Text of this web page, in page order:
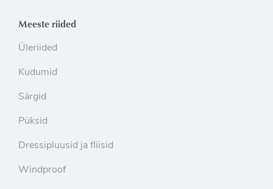
Meeste riided
Üleriided
Kudumid
Särgid
Püksid
Dressipluusid ja fliisid
Windproof